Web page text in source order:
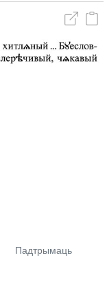
Падтрымаць